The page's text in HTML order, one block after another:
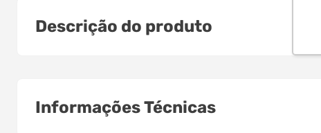
Descrição do produto
Informações Técnicas